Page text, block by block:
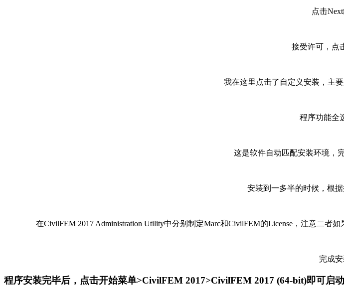
点击
接受许可，点
我在这里点击了自定义安装，主
程序功能全
这是软件自动匹配安装环境，
安装到一多半的时候，根
在CivilFEM 2017 Administration Utility中分别制定Marc和CivilFEM的License，注意二者
完成
程序安装完毕后，点击开始菜单>CivilFEM 2017>CivilFEM 2017 (64-bit)即可启动